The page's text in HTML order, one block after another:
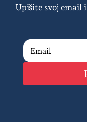
Upišite svoj email